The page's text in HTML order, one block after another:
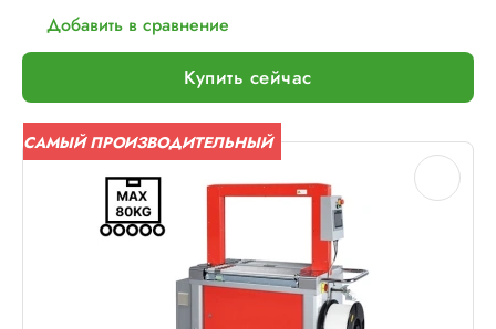
Добавить в сравнение
Купить сейчас
САМЫЙ ПРОИЗВОДИТЕЛЬНЫЙ